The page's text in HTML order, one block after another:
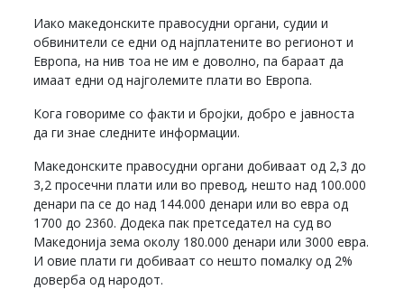
Иако македонските правосудни органи, судии и
обвинители се едни од најплатените во регионот и
Европа, на нив тоа не им е доволно, па бараат да
имаат едни од најголемите плати во Европа.
Кога говориме со факти и бројки, добро е јавноста
да ги знае следните информации.
Македонските правосудни органи добиваат од 2,3 до
3,2 просечни плати или во превод, нешто над 100.000
денари па се до над 144.000 денари или во евра од
1700 до 2360. Додека пак претседател на суд во
Македонија зема околу 180.000 денари или 3000 евра.
И овие плати ги добиваат со нешто помалку од 2%
доверба од народот.